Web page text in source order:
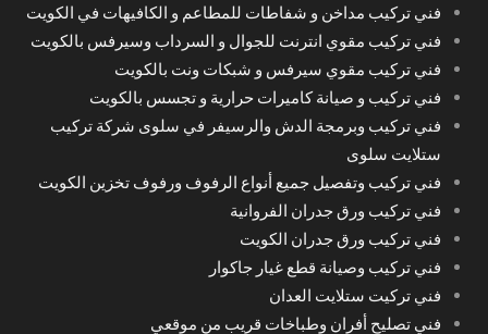
فني تركيب مداخن و شفاطات للمطاعم و الكافيهات في الكويت
فني تركيب مقوي انترنت للجوال و السرداب وسيرفس بالكويت
فني تركيب مقوي سيرفس و شبكات ونت بالكويت
فني تركيب و صيانة كاميرات حرارية و تجسس بالكويت
فني تركيب وبرمجة الدش والرسيفر في سلوى شركة تركيب
ستلايت سلوى
فني تركيب وتفصيل جميع أنواع الرفوف ورفوف تخزين الكويت
فني تركيب ورق جدران الفروانية
فني تركيب ورق جدران الكويت
فني تركيب وصيانة قطع غيار جاكوار
فني تركيت ستلايت العدان
فني تصليح أفران وطباخات قريب من موقعي